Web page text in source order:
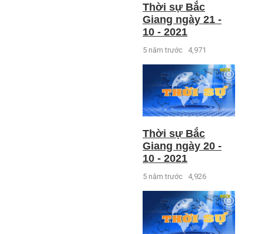
Thời sự Bắc
Giang ngày 21 -
10 - 2021
5 năm trước 4,971
Thời sự Bắc
Giang ngày 20 -
10 - 2021
5 năm trước 4,926